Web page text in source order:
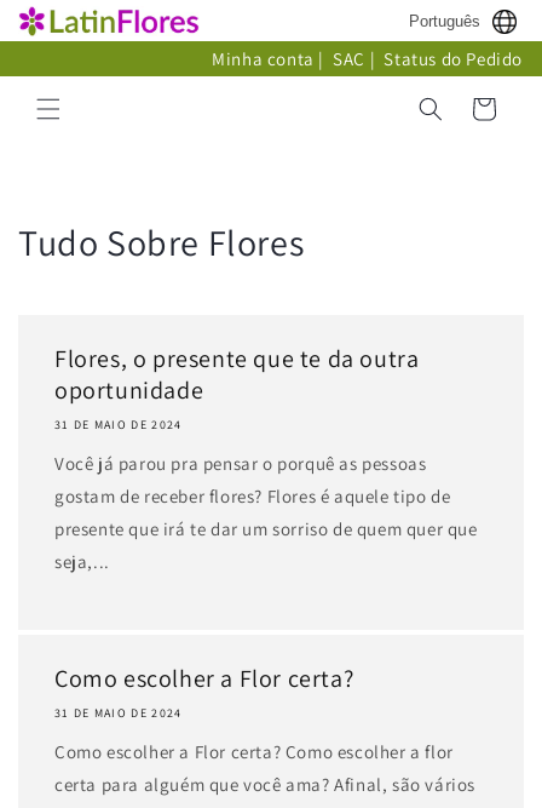
Pular
para o
conteúdo
Português
Minha conta | SAC | Status do Pedido
Carrinho
Tudo Sobre Flores
Flores, o presente que te da outra
oportunidade
31 DE MAIO DE 2024
Você já parou pra pensar o porquê as pessoas
gostam de receber flores? Flores é aquele tipo de
presente que irá te dar um sorriso de quem quer que
seja,...
Como escolher a Flor certa?
31 DE MAIO DE 2024
Como escolher a Flor certa? Como escolher a flor
certa para alguém que você ama? Afinal, são vários